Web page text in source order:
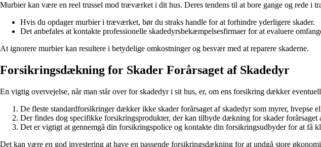
Murbier kan være en reel trussel mod træværket i dit hus. Deres tendens til at bore gange og rede i
Hvis du opdager murbier i træværket, bør du straks handle for at forhindre yderligere skader.
Det anbefales at kontakte professionelle skadedyrsbekæmpelsesfirmaer for at evaluere
At ignorere murbier kan resultere i betydelige omkostninger og besvær med at reparere skaderne.
Forsikringsdækning for Skader Forårsaget af Skadedyr
En vigtig overvejelse, når man står over for skadedyr i sit hus, er, om ens forsikring dækker
De fleste standardforsikringer dækker ikke skader forårsaget af skadedyr som myrer, hvepse
Der findes dog specifikke forsikringsprodukter, der kan tilbyde dækning for skader forårsaget
Det er vigtigt at gennemgå din forsikringspolice og kontakte din forsikringsudbyder for at få
Det kan være en god investering at have en passende forsikringsdækning for at undgå store